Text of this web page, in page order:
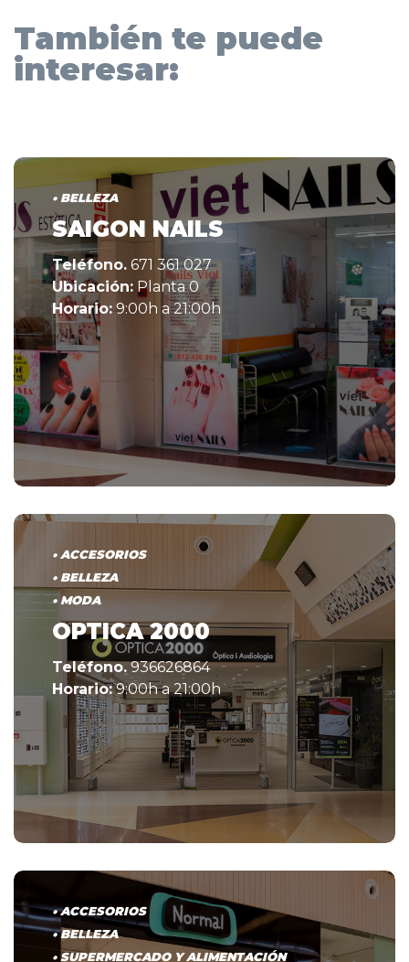
También te puede
interesar:
• BELLEZA
SAIGON NAILS
Teléfono. 671 361 027
Ubicación: Planta 0
Horario: 9:00h a 21:00h
• ACCESORIOS
• BELLEZA
• MODA
OPTICA 2000
Teléfono.936626864
Horario:9:00h a 21:00h
• ACCESORIOS
• BELLEZA
• SUPERMERCADO Y ALIMENTACIÓN